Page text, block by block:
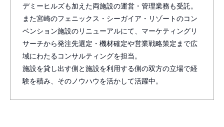
デミーヒルズも加えた両施設の運営・管理業務も受託。
また宮崎のフェニックス・シーガイア・リゾートのコン
ベンション施設のリニューアルにて、マーケティングリ
サーチから発注先選定・機材確定や営業戦略策定まで広
域にわたるコンサルティングを担当。
施設を貸し出す側と施設を利用する側の双方の立場で経
験を積み、そのノウハウを活かして活躍中。